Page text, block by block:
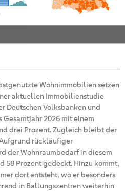
Wohnimmobilien setzen
aktuellen Immobilienstudie
Deutschen Volksbanken und
Gesamtjahr 2026 mit einem
drei Prozent. Zugleich bleibt der
rückläufiger
der Wohnraumbedarf in diesem
58 Prozent gedeckt. Hinzu kommt,
dort entsteht, wo er besonders
in Ballungszentren weiterhin